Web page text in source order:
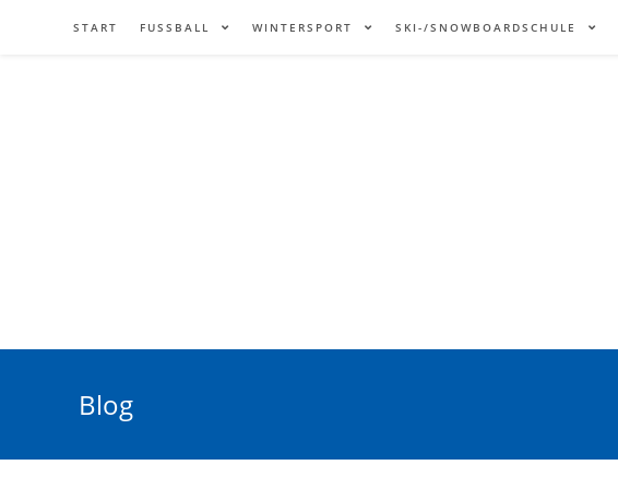
START FUSSBALL WINTERSPORT SKI-/SNOWBOARDSCHULE
Blog